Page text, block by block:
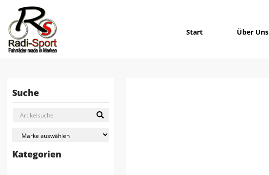
Start Über Uns
Suche
Kategorien